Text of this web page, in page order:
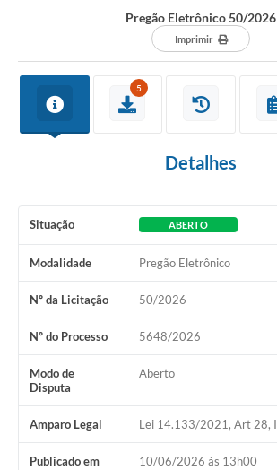
Transparência
Notícias
Procuradoria do Município de Valinhos
Vagas de emprego no PAT Valinhos
Contratos
Galeria de Fotos
Pregão Eletrônico 50/2026
Imprimir
5
Detalhes
Situação ABERTO
Modalidade Pregão Eletrônico
Nº da Licitação 50/2026
Nº do Processo 5648/2026
Modo de
Disputa
Aberto
Amparo Legal Lei 14.133/2021, Art 28, I
Publicado em 10/06/2026 às 13h00